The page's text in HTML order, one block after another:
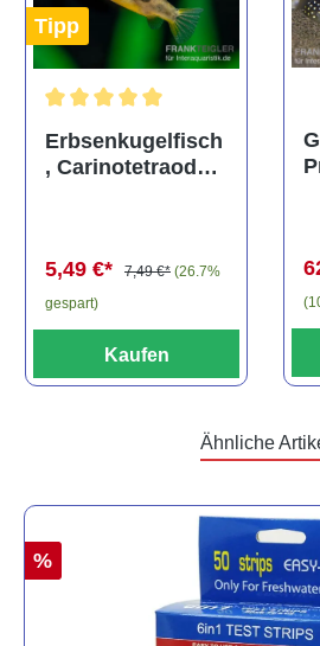
Tipp
Durchschnittliche Bewertung
Erbsenkugelfisch
, Carinotetraodon
5,49 €* 7,49 €* (26.7%
gespart)
Kaufen
Ähnliche
%